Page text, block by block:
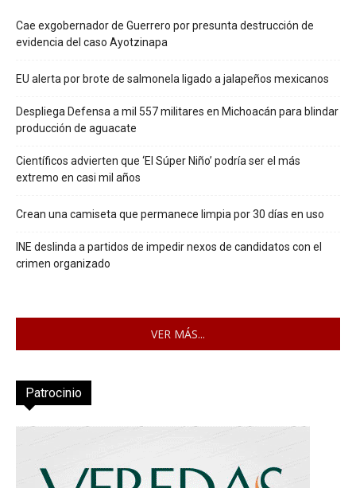
Cae exgobernador de Guerrero por presunta destrucción de
evidencia del caso Ayotzinapa
EU alerta por brote de salmonela ligado a jalapeños mexicanos
Despliega Defensa a mil 557 militares en Michoacán para blindar
producción de aguacate
Científicos advierten que ‘El Súper Niño’ podría ser el más
extremo en casi mil años
Crean una camiseta que permanece limpia por 30 días en uso
INE deslinda a partidos de impedir nexos de candidatos con el
crimen organizado
VER MÁS...
Patrocinio